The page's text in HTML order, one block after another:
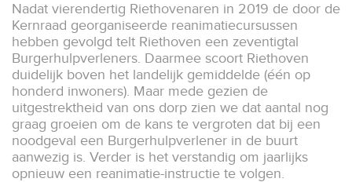
Nadat vierendertig Riethovenaren in 2019 de door de
Kernraad georganiseerde reanimatiecursussen
hebben gevolgd telt Riethoven een zeventigtal
Burgerhulpverleners. Daarmee scoort Riethoven
duidelijk boven het landelijk gemiddelde (één op
honderd inwoners). Maar mede gezien de
uitgestrektheid van ons dorp zien we dat aantal nog
graag groeien om de kans te vergroten dat bij een
noodgeval een Burgerhulpverlener in de buurt
aanwezig is. Verder is het verstandig om jaarlijks
opnieuw een reanimatie-instructie te volgen.